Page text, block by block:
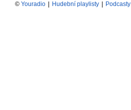
© Youradio Hudební playlisty Podcasty